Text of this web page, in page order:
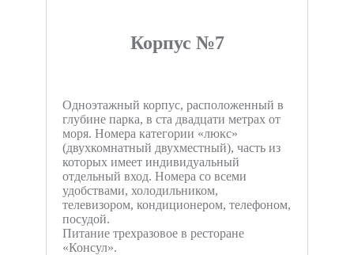
Корпус №7
Одноэтажный корпус, расположенный в
глубине парка, в ста двадцати метрах от
моря. Номера категории «люкс»
(двухкомнатный двухместный), часть из
которых имеет индивидуальный
отдельный вход. Номера со всеми
удобствами, холодильником,
телевизором, кондиционером, телефоном,
посудой.
Питание трехразовое в ресторане
«Консул».